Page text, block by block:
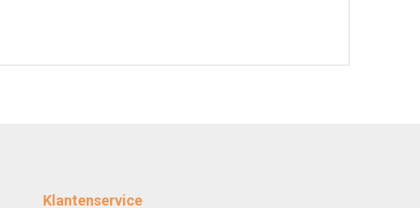
Klantenservice